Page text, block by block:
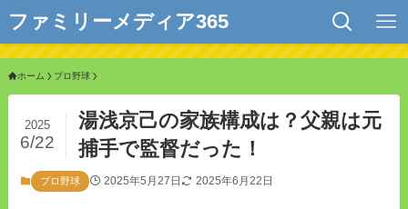
ファミリーメディア365
ホーム プロ野球
湯浅京己の家族構成は？父親は元
捕手で監督だった！
2025
6/22
プロ野球 2025年5月27日 2025年6月22日